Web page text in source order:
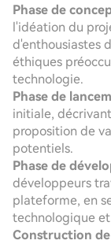
Phase de
l'idéation du
d'enthousiastes
éthiques
technologie.
Phase de
initiale,
proposition de
potentiels.
Phase de
développeurs
plateforme, en
technologique
Construction